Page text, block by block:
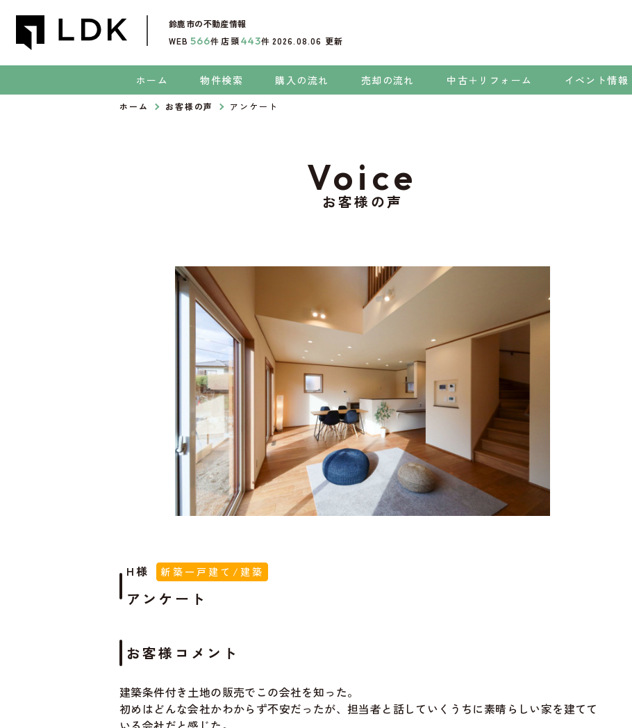
鈴鹿市の不動産情報
WEB 566件 店頭443件 2026.08.06 更新
ホーム 物件検索 購入の流れ 売却の流れ 中古＋リフォーム イベント情報
ホーム お客様の声 アンケート
お客様の声
Voice
H様 新築一戸建て/建築
アンケート
お客様コメント
建築条件付き土地の販売でこの会社を知った。
初めはどんな会社かわからず不安だったが、担当者と話していくうちに素晴らしい家を建てて